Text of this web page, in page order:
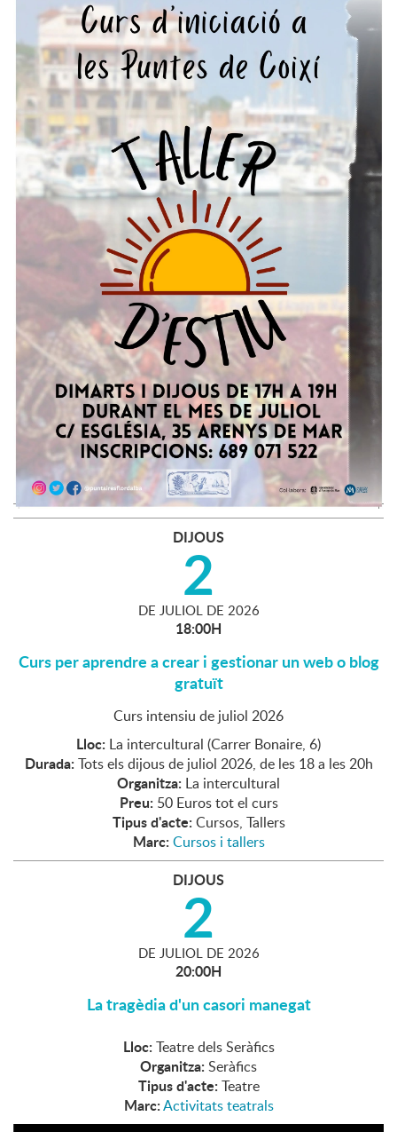
DIJOUS
2
DE JULIOL DE 2026
18:00H
Curs per aprendre a crear i gestionar un web o blog
gratuït
Curs intensiu de juliol 2026
Lloc: La intercultural (Carrer Bonaire, 6)
Durada: Tots els dijous de juliol 2026, de les 18 a les 20h
Organitza: La intercultural
Preu: 50 Euros tot el curs
Tipus d'acte: Cursos, Tallers
Marc: Cursos i tallers
DIJOUS
2
DE JULIOL DE 2026
20:00H
La tragèdia d'un casori manegat
Lloc: Teatre dels Seràfics
Organitza: Seràfics
Tipus d'acte: Teatre
Marc:Activitats teatrals